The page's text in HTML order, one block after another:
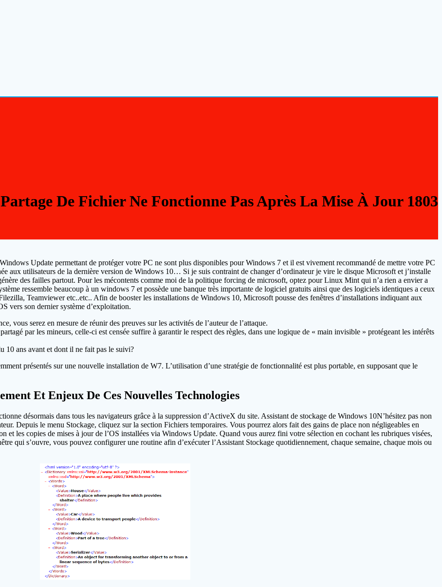
De Fichier Ne Fonctionne Pas Après La Mise À Jour 1803
Update permettant de protéger votre PC ne sont plus disponibles pour Windows 7 et il est vivement recommandé de mettre votre PC
aux utilisateurs de la dernière version de Windows 10… Si je suis contraint de changer d’ordinateur je vire le disque Microsoft et j’installe
des failles partout. Pour les mécontents comme moi de la politique forcing de microsoft, optez pour Linux Mint qui n’a rien a envier a
ressemble beaucoup à un windows 7 et possède une banque très importante de logiciel gratuits ainsi que des logiciels identiques a ceux
Teamviewer etc..etc.. Afin de booster les installations de Windows 10, Microsoft pousse des fenêtres d’installations indiquant aux
vers son dernier système d’exploitation.
vous serez en mesure de réunir des preuves sur les activités de l’auteur de l’attaque.
par les mineurs, celle-ci est censée suffire à garantir le respect des règles, dans une logique de « main invisible » protégeant les intérêts
10 ans avant et dont il ne fait pas le suivi?
présentés sur une nouvelle installation de W7. L’utilisation d’une stratégie de fonctionnalité est plus portable, en supposant que le
Et Enjeux De Ces Nouvelles Technologies
désormais dans tous les navigateurs grâce à la suppression d’ActiveX du site. Assistant de stockage de Windows 10N’hésitez pas non
Depuis le menu Stockage, cliquez sur la section Fichiers temporaires. Vous pourrez alors fait des gains de place non négligeables en
et les copies de mises à jour de l’OS installées via Windows Update. Quand vous aurez fini votre sélection en cochant les rubriques visées,
qui s’ouvre, vous pouvez configurer une routine afin d’exécuter l’Assistant Stockage quotidiennement, chaque semaine, chaque mois ou